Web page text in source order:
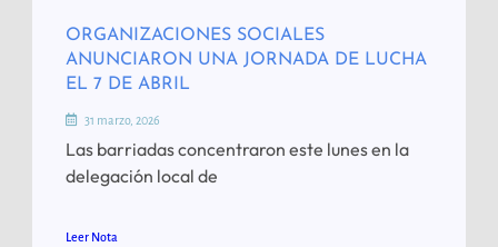
ORGANIZACIONES SOCIALES
ANUNCIARON UNA JORNADA DE LUCHA
EL 7 DE ABRIL
31 marzo, 2026
Las barriadas concentraron este lunes en la
delegación local de
Leer Nota